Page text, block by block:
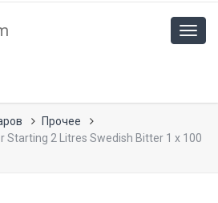
Прочее
Starting 2 Litres Swedish Bitter 1 x 100